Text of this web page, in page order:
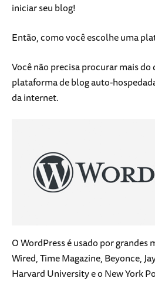
iniciar seu blog!
Então, como você escolhe uma
Você não precisa procurar mais do
plataforma de blog auto-
da internet.
O WordPress é usado por grandes
Wired, Time Magazine, Beyonce,
Harvard University e o New York